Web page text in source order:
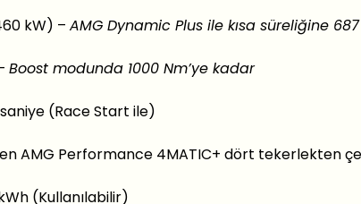
kW) – AMG Dynamic Plus ile kısa süreliğine 687
Boost modunda 1000 Nm’ye kadar
(Race Start ile)
AMG Performance 4MATIC+ dört tekerlekten
(Kullanılabilir)